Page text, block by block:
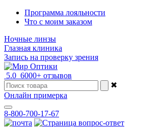
Программа лояльности
Что с моим заказом
Ночные линзы
Глазная клиника
Запись на проверку зрения
5.0 6000+ отзывов
✖
Онлайн примерка
8-800-700-17-67